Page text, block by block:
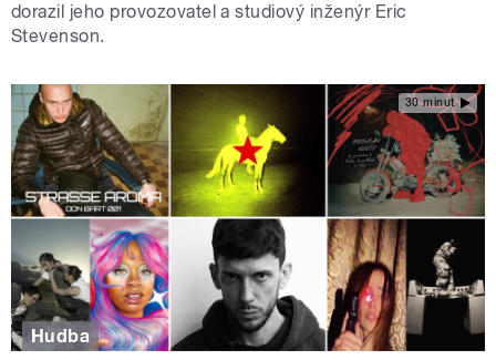
dorazil jeho provozovatel a studiový inženýr Eric
Stevenson.
30 minut
Hudba